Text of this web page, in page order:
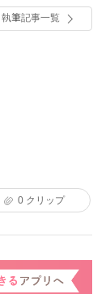
ます。
執筆記事一覧
0 クリップ